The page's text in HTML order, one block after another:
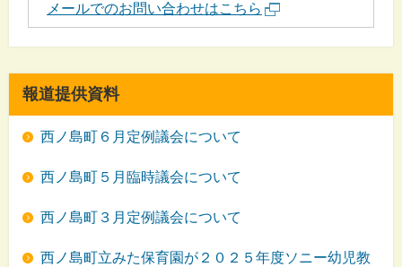
メールでのお問い合わせはこちら
報道提供資料
西ノ島町６月定例議会について
西ノ島町５月臨時議会について
西ノ島町３月定例議会について
西ノ島町立みた保育園が２０２５年度ソニー幼児教